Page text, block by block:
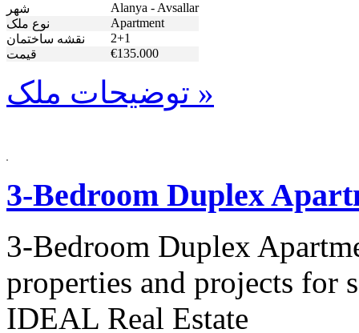
شهر
Alanya - Avsallar
نوع ملک
Apartment
نقشه ساختمان
2+1
قیمت
€135.000
توضیحات ملک »
3-Bedroom Duplex
3-Bedroom Duplex
properties and projects for
IDEAL Real Estate